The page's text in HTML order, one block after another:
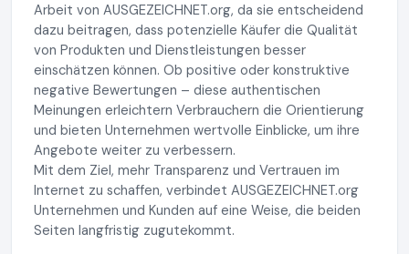
Arbeit von AUSGEZEICHNET.org, da sie entscheidend
dazu beitragen, dass potenzielle Käufer die Qualität
von Produkten und Dienstleistungen besser
einschätzen können. Ob positive oder konstruktive
negative Bewertungen – diese authentischen
Meinungen erleichtern Verbrauchern die Orientierung
und bieten Unternehmen wertvolle Einblicke, um ihre
Angebote weiter zu verbessern.
Mit dem Ziel, mehr Transparenz und Vertrauen im
Internet zu schaffen, verbindet AUSGEZEICHNET.org
Unternehmen und Kunden auf eine Weise, die beiden
Seiten langfristig zugutekommt.